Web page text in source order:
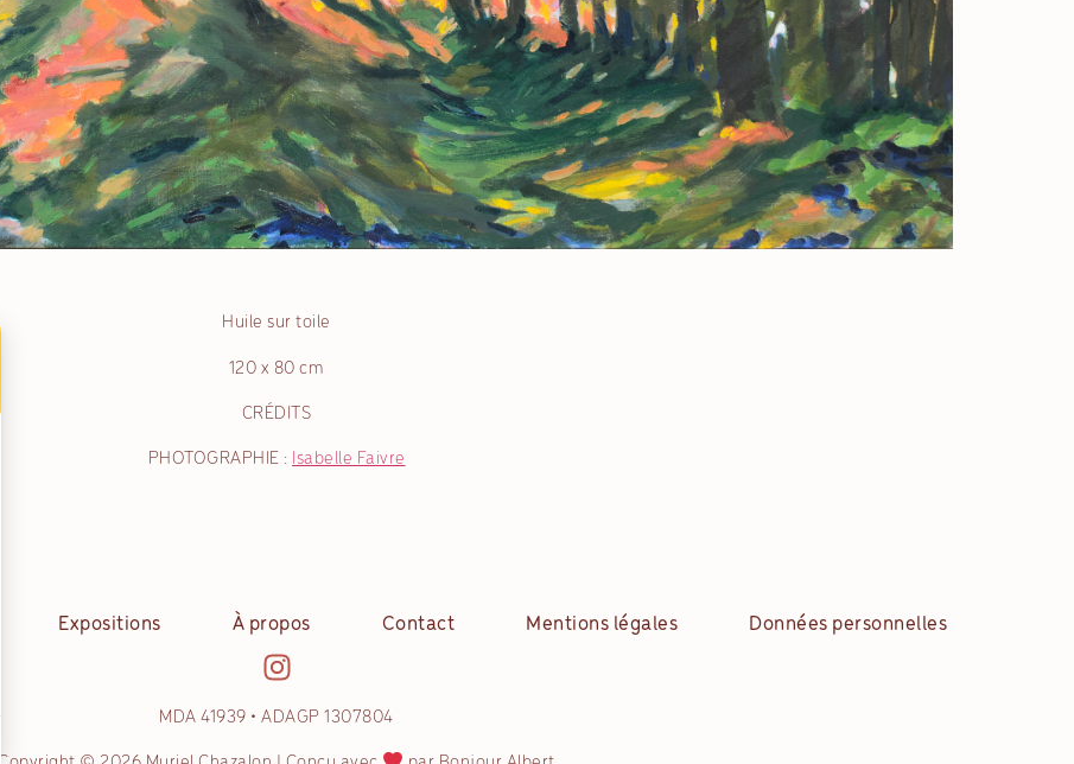
Huile sur toile
120 x 80 cm
CRÉDITS
PHOTOGRAPHIE : Isabelle Faivre
Expositions À propos Contact Mentions légales Données personnelles
MDA 41939 • ADAGP 1307804